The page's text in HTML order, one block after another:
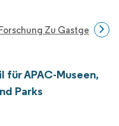
Zu Gastgewerbe
APAC-Museen,
Parks